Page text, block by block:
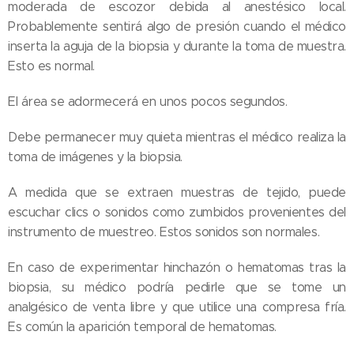
moderada de escozor debida al anestésico local.
Probablemente sentirá algo de presión cuando el médico
inserta la aguja de la biopsia y durante la toma de muestra.
Esto es normal.
El área se adormecerá en unos pocos segundos.
Debe permanecer muy quieta mientras el médico realiza la
toma de imágenes y la biopsia.
A medida que se extraen muestras de tejido, puede
escuchar clics o sonidos como zumbidos provenientes del
instrumento de muestreo. Estos sonidos son normales.
En caso de experimentar hinchazón o hematomas tras la
biopsia, su médico podría pedirle que se tome un
analgésico de venta libre y que utilice una compresa fría.
Es común la aparición temporal de hematomas.